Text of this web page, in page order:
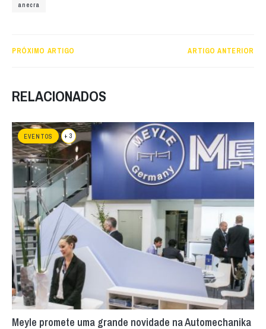
anecra
PRÓXIMO ARTIGO ARTIGO ANTERIOR
RELACIONADOS
EVENTOS + 3
Meyle promete uma grande novidade na Automechanika